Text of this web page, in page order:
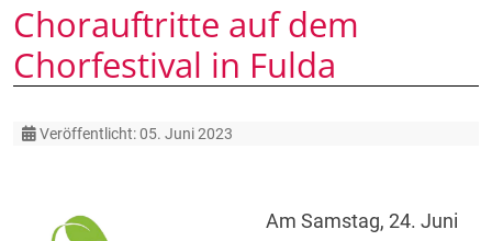
Chorauftritte auf dem
Chorfestival in Fulda
Details
Veröffentlicht: 05. Juni 2023
Am Samstag, 24. Juni